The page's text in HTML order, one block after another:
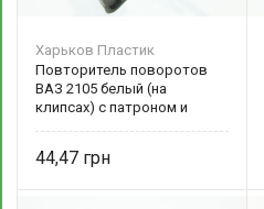
Харьков Пластик
Повторитель поворотов
ВАЗ 2105 белый (на
клипсах) с патроном и
44,47